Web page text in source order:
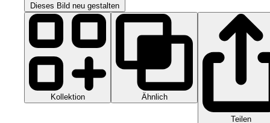
Dieses Bild neu gestalten
Kollektion Ähnlich
Teilen